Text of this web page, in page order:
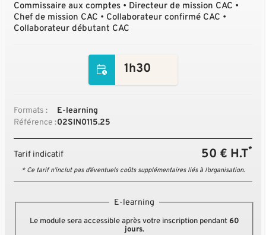
Commissaire aux comptes • Directeur de mission CAC •
Chef de mission CAC • Collaborateur confirmé CAC •
Collaborateur débutant CAC
1h30
Formats :
E-learning
Référence :02SIN0115.25
Tarif indicatif 50 € H.T*
* Ce tarif n’inclut pas d’éventuels coûts supplémentaires liés à l’organisation.
E-learning
Le module sera accessible après votre inscription pendant60
jours.